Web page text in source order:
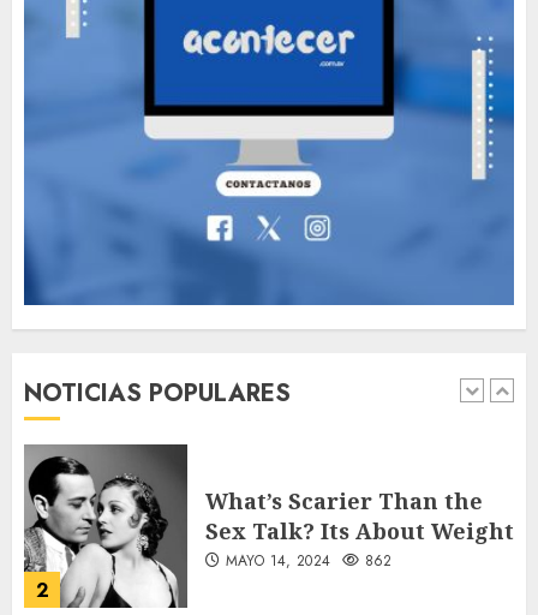
NOTICIAS POPULARES
Valentino Goes
Deliberately Feminine for
Fall 2018
MAYO 16, 2024
1
Searching for the
forgotten heroes of World
MAYO 14, 2024
2
What’s Scarier Than the
Sex Talk? Its About Weight
MAYO 14, 2024 862